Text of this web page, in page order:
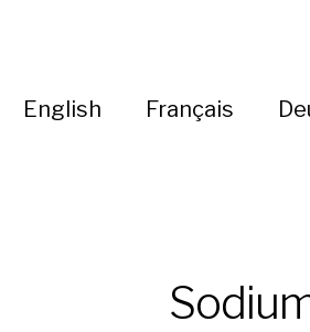
English Français